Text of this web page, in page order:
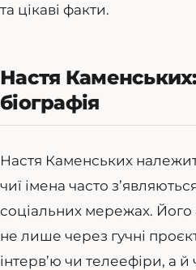
та цікаві факти.
Настя
біографія
Настя Каменських
чиї імена часто
соціальних мережах. Його
не лише через гучні
інтерв’ю чи телеефіри, а